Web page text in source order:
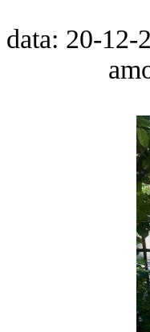
data: 20-